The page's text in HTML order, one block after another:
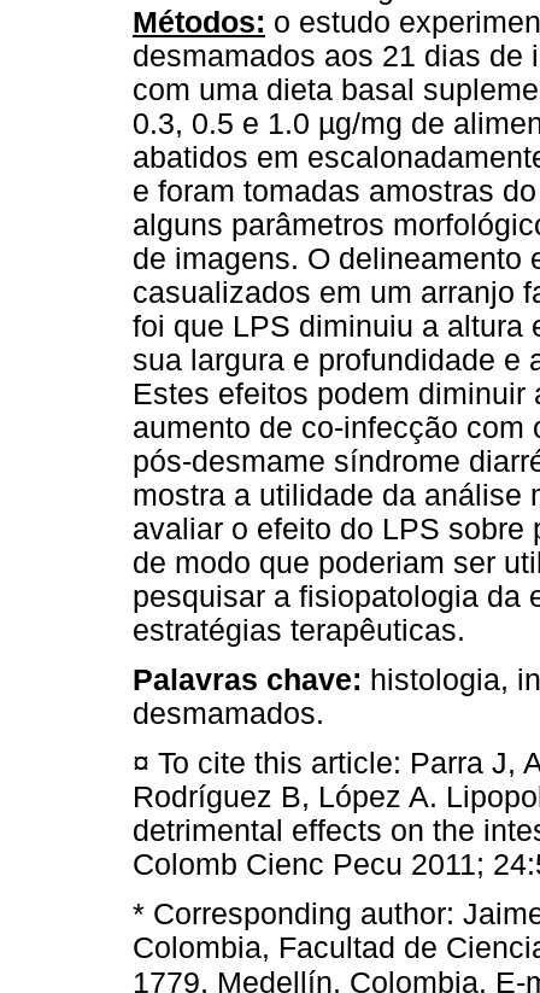
Métodos: o estudo
desmamados aos 21 dias de
com uma dieta basal
0.3, 0.5 e 1.0 µg/mg de
abatidos em
e foram tomadas amostras
alguns parâmetros
de imagens. O
casualizados em um arranjo
foi que LPS diminuiu a altura
sua largura e profundidade e
Estes efeitos podem
aumento de co-infecção com
pós-desmame síndrome
mostra a utilidade da análise
avaliar o efeito do LPS
de modo que poderiam ser
pesquisar a fisiopatologia da
estratégias terapêuticas.
Palavras chave: histologia,
desmamados.
¤ To cite this article: Parra J,
Rodríguez B, López A.
detrimental effects on the
Colomb Cienc Pecu 2011;
* Corresponding author:
Colombia, Facultad de
1779, Medellín, Colombia.